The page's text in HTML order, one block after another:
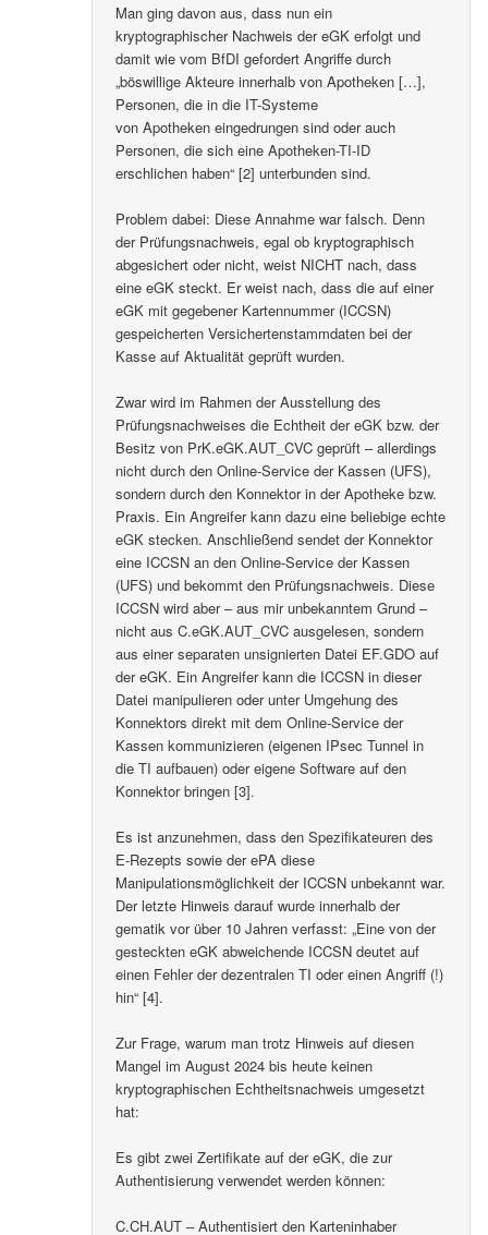
Man ging davon aus, dass nun ein
kryptographischer Nachweis der eGK erfolgt und
damit wie vom BfDI gefordert Angriffe durch
„böswillige Akteure innerhalb von Apotheken […],
Personen, die in die IT-Systeme
von Apotheken eingedrungen sind oder auch
Personen, die sich eine Apotheken-TI-ID
erschlichen haben“ [2] unterbunden sind.
Problem dabei: Diese Annahme war falsch. Denn
der Prüfungsnachweis, egal ob kryptographisch
abgesichert oder nicht, weist NICHT nach, dass
eine eGK steckt. Er weist nach, dass die auf einer
eGK mit gegebener Kartennummer (ICCSN)
gespeicherten Versichertenstammdaten bei der
Kasse auf Aktualität geprüft wurden.
Zwar wird im Rahmen der Ausstellung des
Prüfungsnachweises die Echtheit der eGK bzw. der
Besitz von PrK.eGK.AUT_CVC geprüft – allerdings
nicht durch den Online-Service der Kassen (UFS),
sondern durch den Konnektor in der Apotheke bzw.
Praxis. Ein Angreifer kann dazu eine beliebige echte
eGK stecken. Anschließend sendet der Konnektor
eine ICCSN an den Online-Service der Kassen
(UFS) und bekommt den Prüfungsnachweis. Diese
ICCSN wird aber – aus mir unbekanntem Grund –
nicht aus C.eGK.AUT_CVC ausgelesen, sondern
aus einer separaten unsignierten Datei EF.GDO auf
der eGK. Ein Angreifer kann die ICCSN in dieser
Datei manipulieren oder unter Umgehung des
Konnektors direkt mit dem Online-Service der
Kassen kommunizieren (eigenen IPsec Tunnel in
die TI aufbauen) oder eigene Software auf den
Konnektor bringen [3].
Es ist anzunehmen, dass den Spezifikateuren des
E-Rezepts sowie der ePA diese
Manipulationsmöglichkeit der ICCSN unbekannt war.
Der letzte Hinweis darauf wurde innerhalb der
gematik vor über 10 Jahren verfasst: „Eine von der
gesteckten eGK abweichende ICCSN deutet auf
einen Fehler der dezentralen TI oder einen Angriff (!)
hin“ [4].
Zur Frage, warum man trotz Hinweis auf diesen
Mangel im August 2024 bis heute keinen
kryptographischen Echtheitsnachweis umgesetzt
hat:
Es gibt zwei Zertifikate auf der eGK, die zur
Authentisierung verwendet werden können:
C.CH.AUT – Authentisiert den Karteninhaber